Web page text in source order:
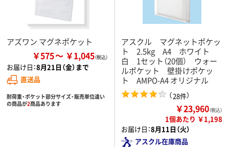
アズワン マグネポケット
￥575 ￥1,045
お届け日：8月21日（金）まで
直送品
耐荷重・ポケット部分サイズ・販売単位違い
の商品が2商品あります
アスクル マグネットポケッ
ト 2.5kg A4 ホワイト
白 1セット（20個） ウォー
ルポケット 壁掛けポケッ
ト AMPO-A4 オリジナル
（28件）
￥23,960（税込）
1個あたり ￥1,198
お届け日：8月11日（火）
アスクル在庫商品